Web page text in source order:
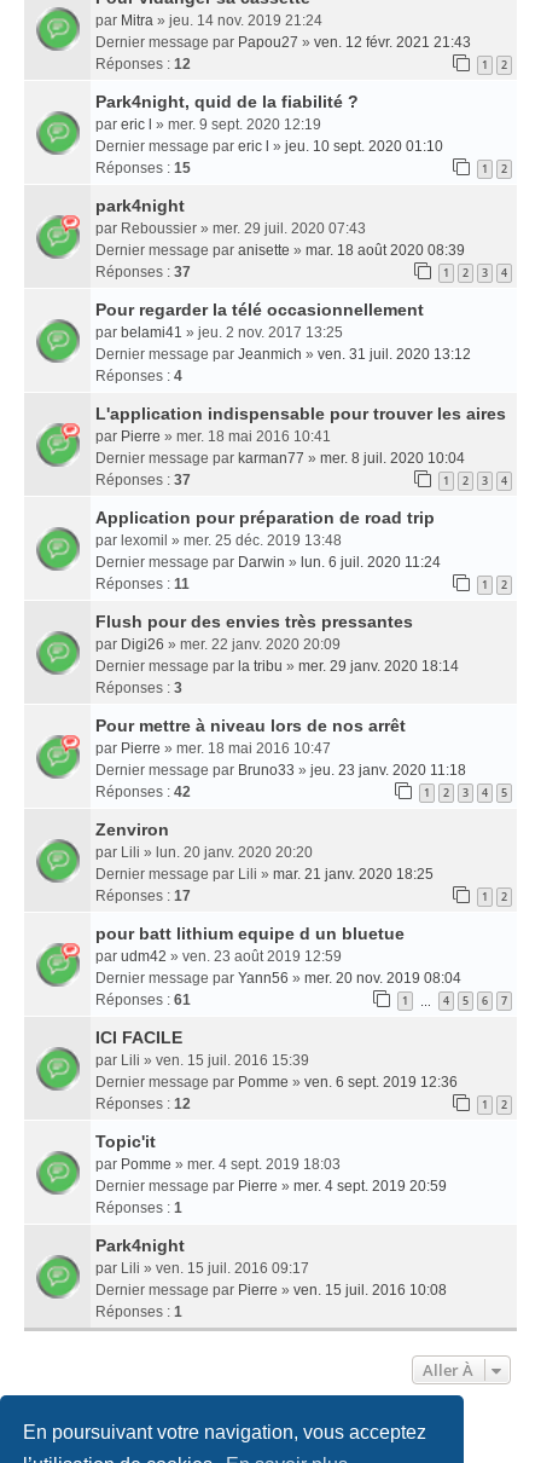
En poursuivant votre navigation, vous acceptez
par Mitra » jeu. 14 nov. 2019 21:24
Dernier message par Papou27 » ven. 12 févr. 2021 21:43
Réponses : 12 1 2
Park4night, quid de la fiabilité ?
par eric l
» mer. 9 sept. 2020 12:19
Dernier message par eric l » jeu. 10 sept. 2020 01:10
Réponses : 15 1 2
park4night
par Reboussier » mer. 29 juil. 2020 07:43
Dernier message par anisette » mar. 18 août 2020 08:39
Réponses : 37 1 2 3 4
Pour regarder la télé occasionnellement
par belami41 » jeu. 2 nov. 2017 13:25
Dernier message par Jeanmich » ven. 31 juil. 2020 13:12
Réponses : 4
L'application indispensable pour trouver les aires
par Pierre » mer. 18 mai 2016 10:41
Dernier message par karman77 » mer. 8 juil. 2020 10:04
Réponses : 37 1 2 3 4
Application pour préparation de road trip
par lexomil » mer. 25 déc. 2019 13:48
Dernier message par Darwin » lun. 6 juil. 2020 11:24
Réponses : 11 1 2
Flush pour des envies très pressantes
par Digi26 » mer. 22 janv. 2020 20:09
Dernier message par la tribu » mer. 29 janv. 2020 18:14
Réponses : 3
Pour mettre à niveau lors de nos arrêt
par Pierre » mer. 18 mai 2016 10:47
Dernier message par Bruno33 » jeu. 23 janv. 2020 11:18
Réponses : 42 1 2 3 4 5
Zenviron
par Lili » lun. 20 janv. 2020 20:20
Dernier message par Lili » mar. 21 janv. 2020 18:25
Réponses : 17 1 2
pour batt lithium equipe d un bluetue
par udm42 » ven. 23 août 2019 12:59
Dernier message par Yann56 » mer. 20 nov. 2019 08:04
Réponses : 61 1 4 5 6 7
ICI FACILE
par Lili » ven. 15 juil. 2016 15:39
Dernier message par Pomme » ven. 6 sept. 2019 12:36
Réponses : 12 1 2
Topic'it
par Pomme » mer. 4 sept. 2019 18:03
Dernier message par Pierre » mer. 4 sept. 2019 20:59
Réponses : 1
Park4night
par Lili » ven. 15 juil. 2016 09:17
Dernier message par Pierre » ven. 15 juil. 2016 10:08
Réponses : 1
Aller À
Accueil Politiques & cookies Nous contacter